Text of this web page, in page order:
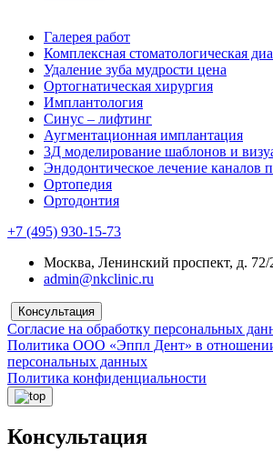
Галерея работ
Комплексная стоматологическая
Удаление зуба мудрости цена
Ортогнатическая хирургия
Имплантология
Синус – лифтинг
Аугментационная имплантация
3Д моделирование шаблонов и
Эндодонтическое лечение каналов
Ортопедия
Ортодонтия
+7 (495) 930-15-73
Москва, Ленинский проспект, д. 72/
admin@nkclinic.ru
Консультация
Согласие на обработку персональных
Политика ООО «Эппл Дент» в
персональных данных
Политика конфиденциальности
Консультация